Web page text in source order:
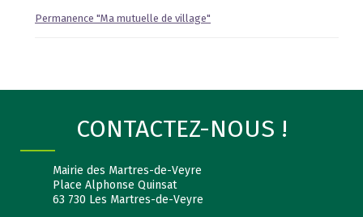
Permanence "Ma mutuelle de village"
CONTACTEZ-NOUS !
Mairie des Martres-de-Veyre
Place Alphonse Quinsat
63 730 Les Martres-de-Veyre